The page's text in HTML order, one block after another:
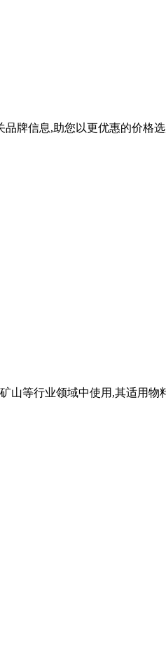
牌信息,助您以更优惠的价格
山等行业领域中使用,其适用物